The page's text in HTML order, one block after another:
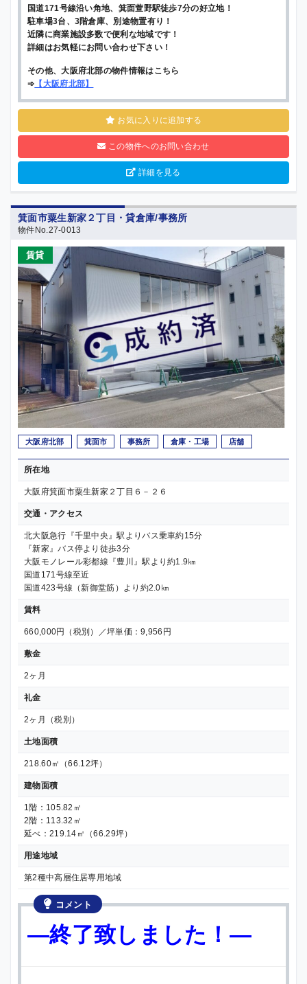
国道171号線沿い角地、箕面萱野駅徒歩7分の好立地！
駐車場3台、3階倉庫、別途物置有り！
近隣に商業施設多数で便利な地域です！
詳細はお気軽にお問い合わせ下さい！
その他、大阪府北部の物件情報はこちら
➾ 【大阪府北部】
お気に入りに追加する
この物件へのお問い合わせ
詳細を見る
箕面市粟生新家２丁目・貸倉庫/事務所
物件No.27-0013
賃貸
大阪府北部 箕面市 事務所 倉庫・工場 店舗
所在地
大阪府箕面市粟生新家２丁目６－２６
交通・アクセス
北大阪急行『千里中央』駅よりバス乗車約15分
『新家』バス停より徒歩3分
大阪モノレール彩都線『豊川』駅より約1.9㎞
国道171号線至近
国道423号線（新御堂筋）より約2.0㎞
賃料
660,000円（税別）／坪単価：9,956円
敷金
2ヶ月
礼金
2ヶ月（税別）
土地面積
218.60㎡（66.12坪）
建物面積
1階：105.82㎡
2階：113.32㎡
延べ：219.14㎡（66.29坪）
用途地域
第2種中高層住居専用地域
コメント
—終了致しました！—